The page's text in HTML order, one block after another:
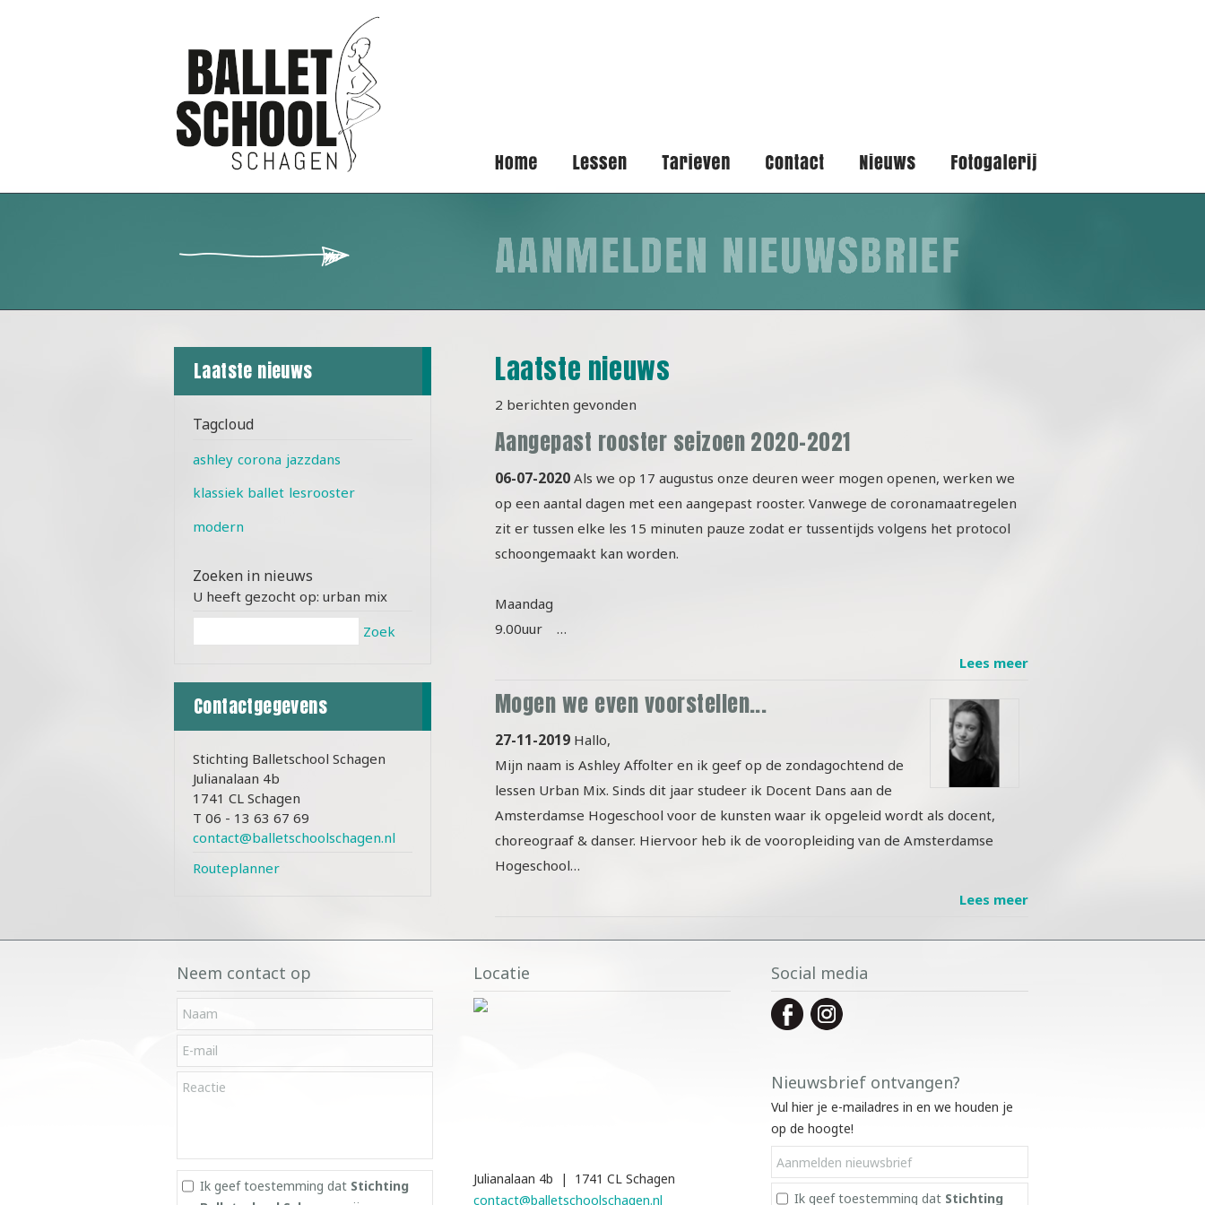
Laatste nieuws
2 berichten gevonden
Aangepast rooster seizoen 2020-2021
06-07-2020 Als we op 17 augustus onze deuren weer mogen openen, werken we
op een aantal dagen met een aangepast rooster. Vanwege de coronamaatregelen
zit er tussen elke les 15 minuten pauze zodat er tussentijds volgens het protocol
schoongemaakt kan worden.
Maandag
9.00uur …
Lees meer
Mogen we even voorstellen...
27-11-2019 Hallo,
Mijn naam is Ashley Affolter en ik geef op de zondagochtend de
lessen Urban Mix. Sinds dit jaar studeer ik Docent Dans aan de
Amsterdamse Hogeschool voor de kunsten waar ik opgeleid wordt als docent,
choreograaf & danser. Hiervoor heb ik de vooropleiding van de Amsterdamse
Hogeschool…
Lees meer
Laatste nieuws
Tagcloud
ashley corona jazzdans
klassiek ballet lesrooster
modern
Zoeken in nieuws
U heeft gezocht op: urban mix
Zoek
Contactgegevens
Stichting Balletschool Schagen
Julianalaan 4b
1741 CL Schagen
T 06 - 13 63 67 69
contact@balletschoolschagen.nl
Routeplanner
Neem contact op
Ik geef toestemming dat Stichting
Locatie
Julianalaan 4b | 1741 CL Schagen
contact@balletschoolschagen.nl
Social media
Nieuwsbrief ontvangen?
Vul hier je e-mailadres in en we houden je
op de hoogte!
Ik geef toestemming dat Stichting